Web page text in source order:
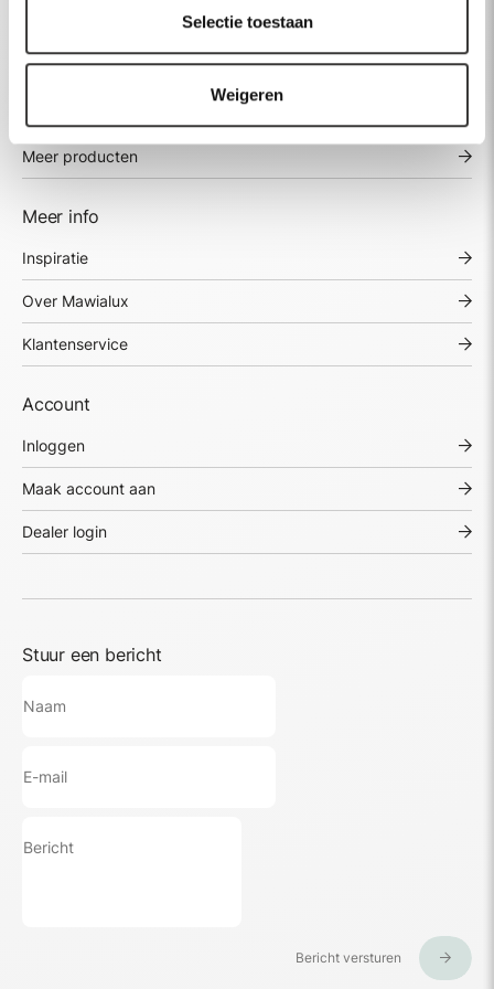
Selectie toestaan
Weigeren
Kranen
Meer producten
Meer info
Inspiratie
Over Mawialux
Klantenservice
Account
Inloggen
Maak account aan
Dealer login
Stuur een bericht
Bericht versturen